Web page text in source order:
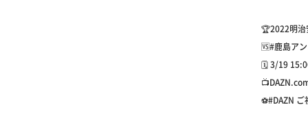
🏆2022明
🆚#鹿島ア
🗓 3/19
⚽️#DAZN